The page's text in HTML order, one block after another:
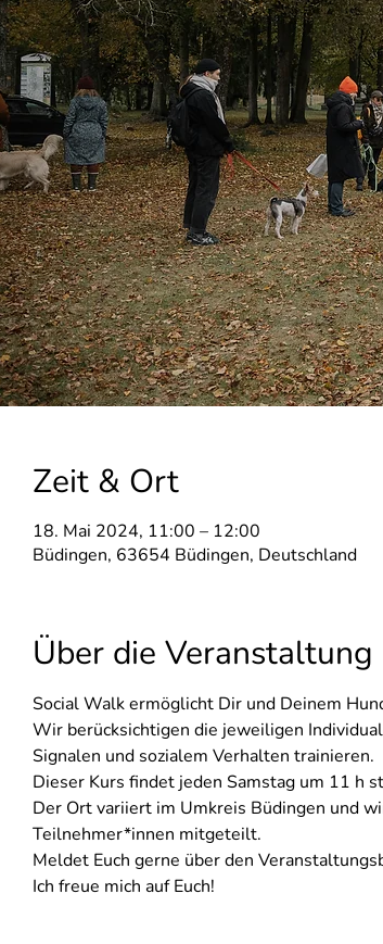
Zeit & Ort
18. Mai 2024, 11:00 – 12:00
Büdingen, 63654 Büdingen, Deutschland
Über die Veranstaltung
Social Walk ermöglicht Dir und Deinem
Wir berücksichtigen die jeweiligen
Signalen und sozialem Verhalten trainieren.
Dieser Kurs findet jeden Samstag um 11 h
Der Ort variiert im Umkreis Büdingen und
Teilnehmer*innen mitgeteilt.
Meldet Euch gerne über den
Ich freue mich auf Euch!